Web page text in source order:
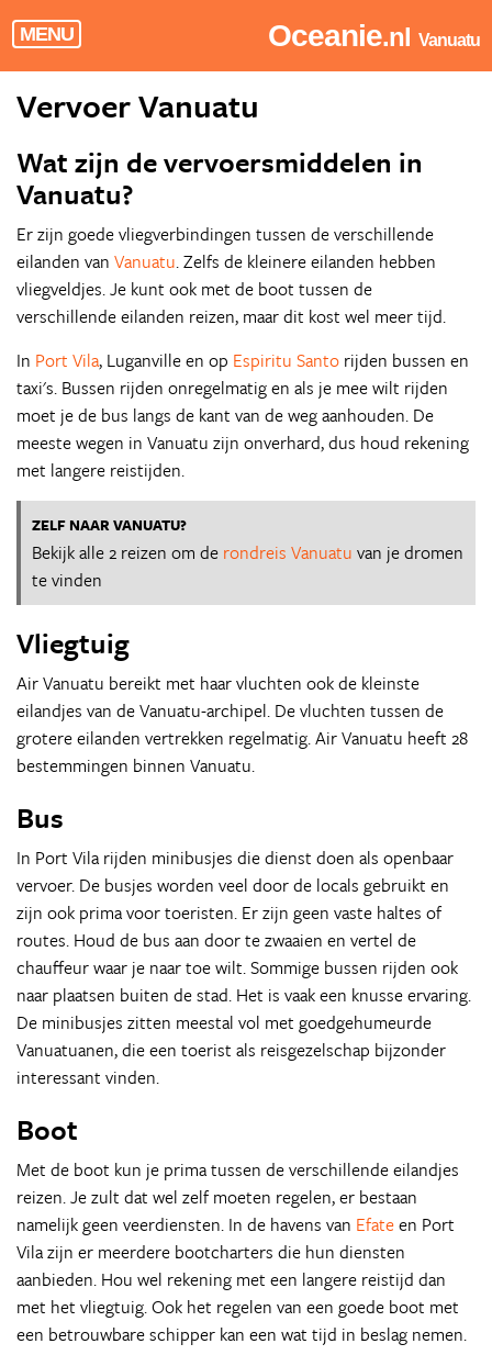
MENU Oceanie.nl Vanuatu
Vervoer Vanuatu
Wat zijn de vervoersmiddelen in
Vanuatu?
Er zijn goede vliegverbindingen tussen de verschillende
eilanden van Vanuatu. Zelfs de kleinere eilanden hebben
vliegveldjes. Je kunt ook met de boot tussen de
verschillende eilanden reizen, maar dit kost wel meer tijd.
In Port Vila, Luganville en op Espiritu Santo rijden bussen en
taxi's. Bussen rijden onregelmatig en als je mee wilt rijden
moet je de bus langs de kant van de weg aanhouden. De
meeste wegen in Vanuatu zijn onverhard, dus houd rekening
met langere reistijden.
ZELF NAAR VANUATU?
Bekijk alle 2 reizen om de rondreis Vanuatu van je dromen
te vinden
Vliegtuig
Air Vanuatu bereikt met haar vluchten ook de kleinste
eilandjes van de Vanuatu-archipel. De vluchten tussen de
grotere eilanden vertrekken regelmatig. Air Vanuatu heeft 28
bestemmingen binnen Vanuatu.
Bus
In Port Vila rijden minibusjes die dienst doen als openbaar
vervoer. De busjes worden veel door de locals gebruikt en
zijn ook prima voor toeristen. Er zijn geen vaste haltes of
routes. Houd de bus aan door te zwaaien en vertel de
chauffeur waar je naar toe wilt. Sommige bussen rijden ook
naar plaatsen buiten de stad. Het is vaak een knusse ervaring.
De minibusjes zitten meestal vol met goedgehumeurde
Vanuatuanen, die een toerist als reisgezelschap bijzonder
interessant vinden.
Boot
Met de boot kun je prima tussen de verschillende eilandjes
reizen. Je zult dat wel zelf moeten regelen, er bestaan
namelijk geen veerdiensten. In de havens van Efateen Port
Vila zijn er meerdere bootcharters die hun diensten
aanbieden. Hou wel rekening met een langere reistijd dan
met het vliegtuig. Ook het regelen van een goede boot met
een betrouwbare schipper kan een wat tijd in beslag nemen.